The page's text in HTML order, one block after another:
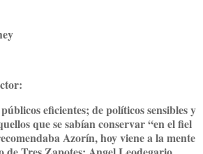
eficientes; de políticos sensibles y
que se sabían conservar “en el fiel
Azorín, hoy viene a la mente